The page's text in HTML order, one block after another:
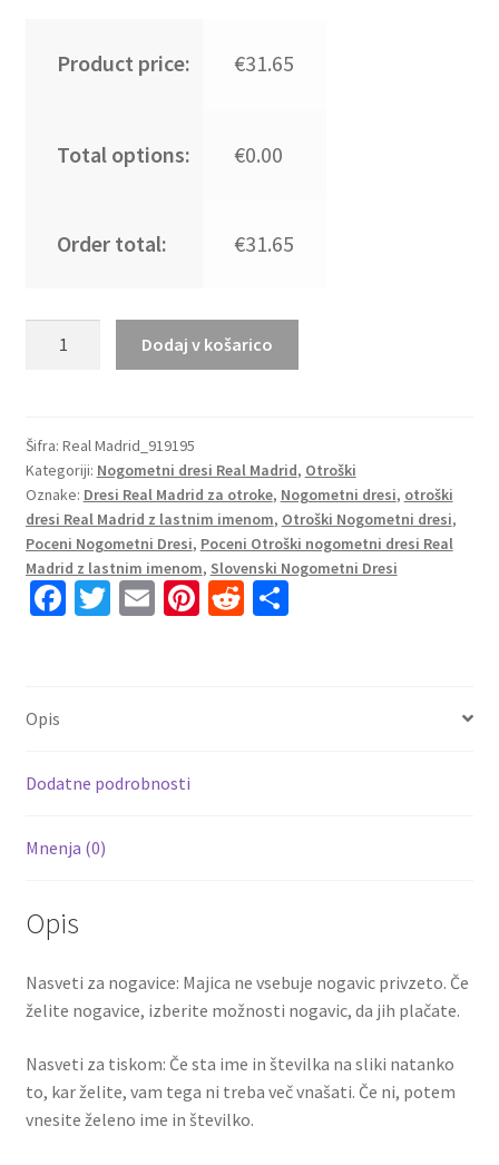
Product price: €31.65
Total options: €0.00
Order total: €31.65
kompleti
Real
Madrid
Gostujoči
2023
Kratek
Rokav
COURTOIS
količina
Dodaj v košarico
Šifra: Real Madrid_919195
Kategoriji: Nogometni dresi Real Madrid, Otroški
Oznake: Dresi Real Madrid za otroke, Nogometni dresi, otroški
dresi Real Madrid z lastnim imenom, Otroški Nogometni dresi,
Poceni Nogometni Dresi, Poceni Otroški nogometni dresi Real
Madrid z lastnim imenom, Slovenski Nogometni Dresi
Fa
k
T E Pi R S
Opis
Dodatne podrobnosti
Mnenja (0)
Opis
Nasveti za nogavice: Majica ne vsebuje nogavic privzeto. Če
želite nogavice, izberite možnosti nogavic, da jih plačate.
Nasveti za tiskom: Če sta ime in številka na sliki natanko
to, kar želite, vam tega ni treba več vnašati. Če ni, potem
vnesite želeno ime in številko.